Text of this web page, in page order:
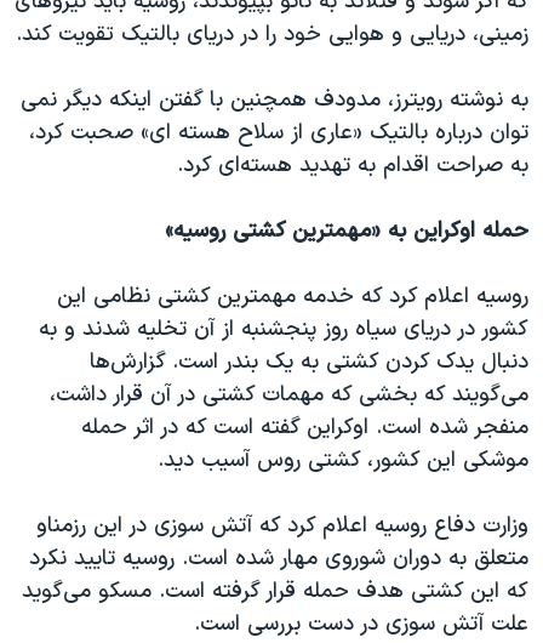
صفحه‌های ویژه
سفر پرزیدنت ترامپ به چین
زمینی، دریایی و هوایی خود را در دریای بالتیک تقویت کند.
به نوشته رویترز، مدودف همچنین با گفتن اینکه دیگر نمی
توان درباره بالتیک «عاری از سلاح هسته ای» صحبت کرد،
به صراحت اقدام به تهدید هسته‌ای کرد.
حمله اوکراین به «مهمترین کشتی روسیه»
روسیه اعلام کرد که خدمه مهمترین کشتی نظامی این
کشور در دریای سیاه روز پنجشنبه از آن تخلیه شدند و به
دنبال یدک کردن کشتی به یک بندر است. گزارش‌ها
می‌گویند که بخشی که مهمات کشتی در آن قرار داشت،
منفجر شده است. اوکراین گفته است که در اثر حمله
موشکی این کشور، کشتی روس آسیب دید.
وزارت دفاع روسیه اعلام کرد که آتش سوزی در این رزمناو
متعلق به دوران شوروی مهار شده است. روسیه تایید نکرد
که این کشتی هدف حمله قرار گرفته است. مسکو می‌گوید
علت آتش سوزی در دست بررسی است.